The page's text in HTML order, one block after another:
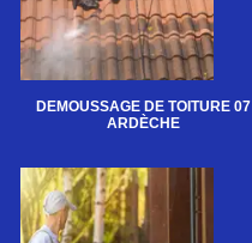
DEMOUSSAGE DE TOITURE 07
ARDÈCHE